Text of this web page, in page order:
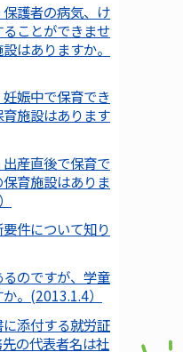
護者の病気、け
ことができませ
はありますか。
娠中で保育でき
施設はあります
産直後で保育で
育施設はありま
件について知り
のですが、学童
。(2013.1.4）
添付する就労証
の代表者名は社